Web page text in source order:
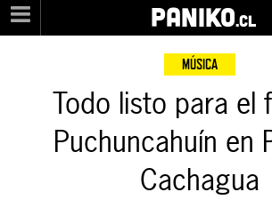
PANIKO.cl
MÚSICA
Todo listo para el
Puchuncahuín en
Cachagua